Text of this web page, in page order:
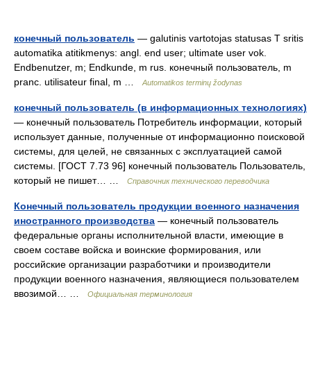
конечный пользователь — galutinis vartotojas statusas T sritis
automatika atitikmenys: angl. end user; ultimate user vok.
Endbenutzer, m; Endkunde, m rus. конечный пользователь, m
pranc. utilisateur final, m …
Automatikos terminų žodynas
конечный пользователь (в информационных технологиях)
— конечный пользователь Потребитель информации, который
использует данные, полученные от информационно поисковой
системы, для целей, не связанных с эксплуатацией самой
системы. [ГОСТ 7.73 96] конечный пользователь Пользователь,
который не пишет… …
Справочник технического переводчика
Конечный пользователь продукции военного назначения
иностранного производства — конечный пользователь
федеральные органы исполнительной власти, имеющие в
своем составе войска и воинские формирования, или
российские организации разработчики и производители
продукции военного назначения, являющиеся пользователем
ввозимой… …
Официальная терминология